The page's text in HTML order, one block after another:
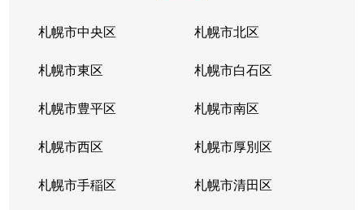
札幌市中央区 札幌市北区
札幌市東区 札幌市白石区
札幌市豊平区 札幌市南区
札幌市西区 札幌市厚別区
札幌市手稲区 札幌市清田区